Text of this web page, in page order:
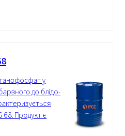
у
до блідо-
68. Продукт є